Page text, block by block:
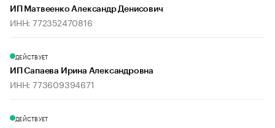
ИП Матвеенко Александр Денисович
ИНН: 772352470816
ДЕЙСТВУЕТ
ИП Сапаева Ирина Александровна
ИНН: 773609394671
ДЕЙСТВУЕТ